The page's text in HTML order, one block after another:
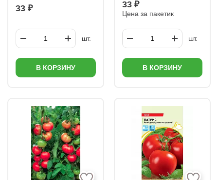
33 ₽
шт.
В КОРЗИНУ
33 ₽
Цена за пакетик
шт.
В КОРЗИНУ